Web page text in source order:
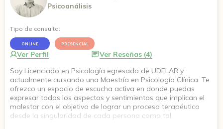
Psicoanálisis
Tipo de consulta:
ONLINE PRESENCIAL
Ver Perfil
Ver Reseñas (4)
Soy Licenciado en Psicología egresado de UDELAR y
actualmente cursando una Maestría en Psicología Clínica. Te
ofrezco un espacio de escucha activa en donde puedas
expresar todos los aspectos y sentimientos que implican el
malestar con el objetivo de lograr un proceso terapéutico
desde la singularidad de cada persona como tal.